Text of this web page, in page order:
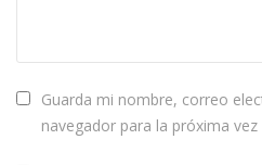
Guarda mi nombre, correo
navegador para la próxima